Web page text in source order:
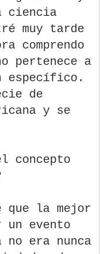
ciencia
muy tarde
comprendo
pertenece a
específico.
de
y se
concepto
que la mejor
un evento
no era nunca